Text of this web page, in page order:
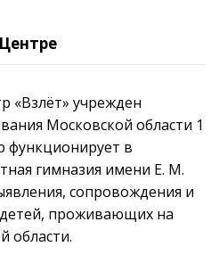
«Взлёт» учрежден
Московской области 1
функционирует в
гимназия имени Е. М.
сопровождения и
проживающих на
области.